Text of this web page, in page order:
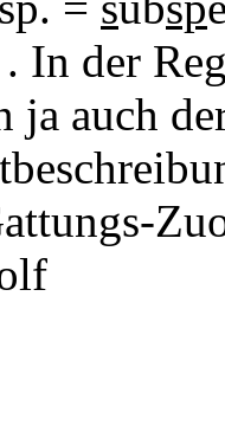
In der
auch